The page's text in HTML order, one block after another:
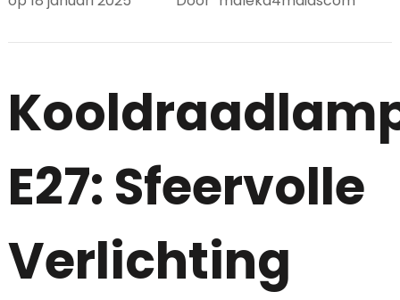
E27: Sfeervolle
Verlichting